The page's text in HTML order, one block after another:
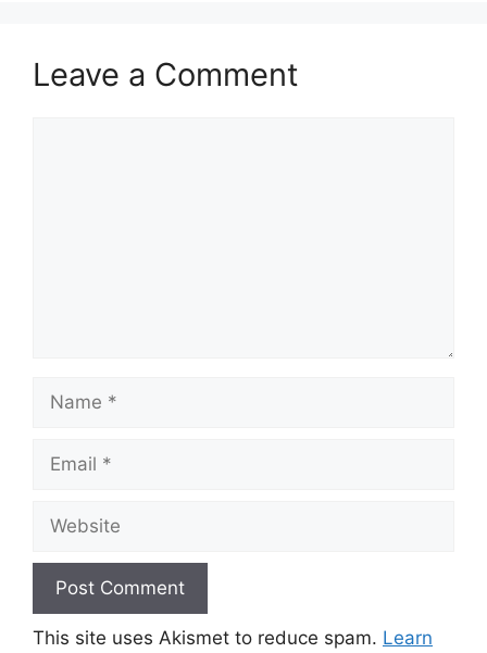
Leave a Comment
This site uses Akismet to reduce spam. Learn